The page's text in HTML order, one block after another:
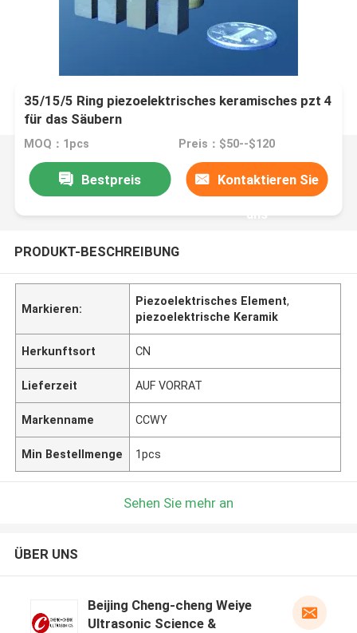
35/15/5 Ring piezoelektrisches keramisches pzt 4
für das Säubern
MOQ：1pcs Preis：$50--$120
Bestpreis Kontaktieren Sie
uns
PRODUKT-BESCHREIBUNG
Markieren:
Piezoelektrisches Element,
piezoelektrische Keramik
Herkunftsort CN
Lieferzeit AUF VORRAT
Markenname CCWY
Min Bestellmenge 1pcs
Sehen Sie mehr an
ÜBER UNS
Beijing Cheng-cheng Weiye
Ultrasonic Science &